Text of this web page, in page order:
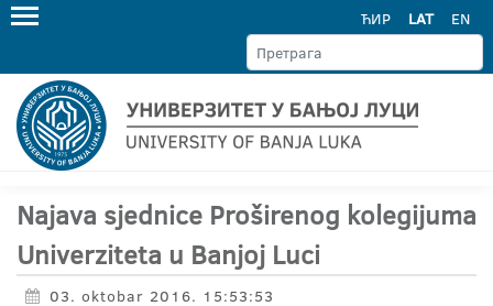
ЋИР LAT EN
Najava sjednice Proširenog kolegijuma
Univerziteta u Banjoj Luci
03. oktobar 2016. 15:53:53